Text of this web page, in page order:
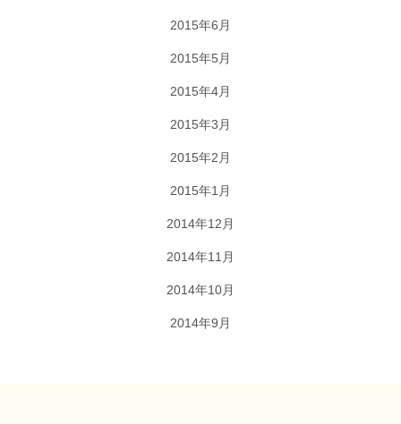
2015年6月
2015年5月
2015年4月
2015年3月
2015年2月
2015年1月
2014年12月
2014年11月
2014年10月
2014年9月